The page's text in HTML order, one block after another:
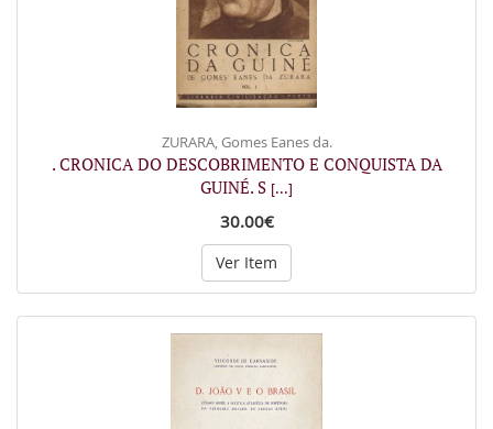
ZURARA, Gomes Eanes da.
. CRONICA DO DESCOBRIMENTO E CONQUISTA DA
GUINÉ. S [...]
30.00€
Ver Item